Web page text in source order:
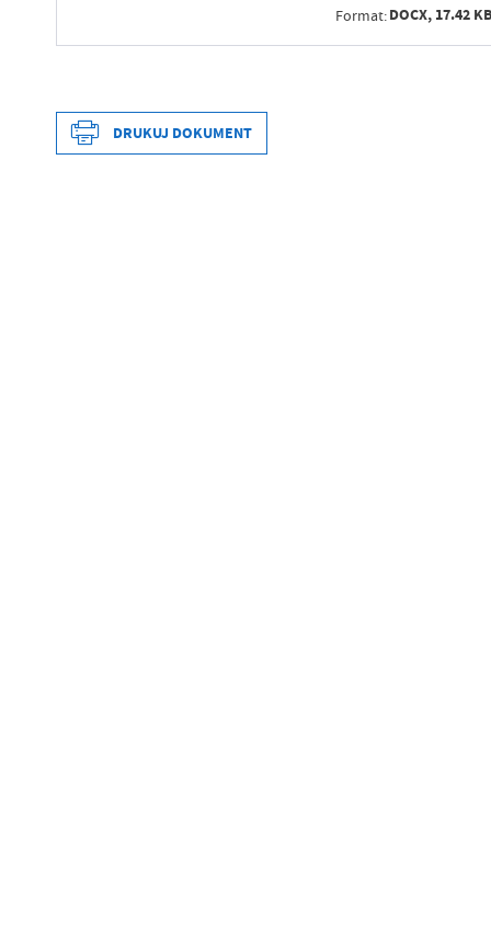
Format:DOCX, 17.42
Wytworzył
Data opublikowania
DRUKUJ DOKUMENT